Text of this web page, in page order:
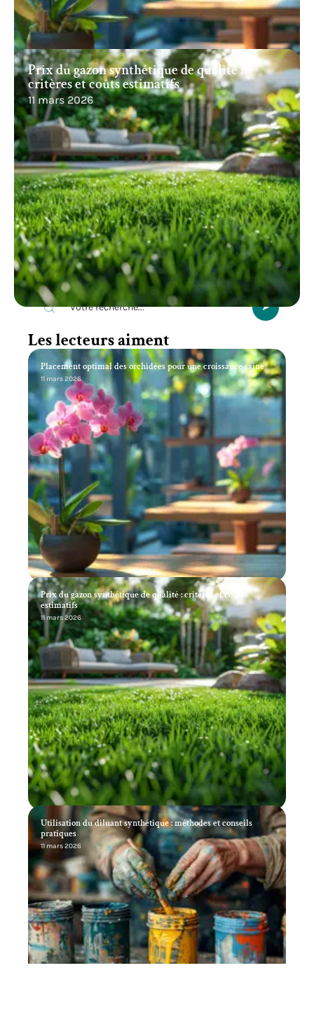
Prix du gazon synthétique de qualité :
critères et coûts estimatifs
11 mars 2026
Recherche
Les lecteurs aiment
Placement optimal des orchidées pour une croissance saine
11 mars 2026
Prix du gazon synthétique de qualité : critères et coûts
estimatifs
11 mars 2026
Utilisation du diluant synthétique : méthodes et conseils
pratiques
11 mars 2026